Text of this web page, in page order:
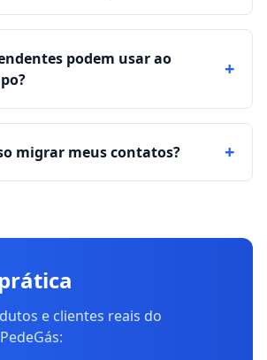
podem usar ao
+
migrar meus contatos? +
e clientes reais do